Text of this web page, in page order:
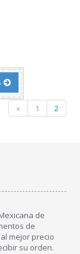
« 1 2
de
de
mejor precio
su orden.